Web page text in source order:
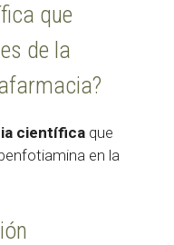
que
de la
científica que
en la